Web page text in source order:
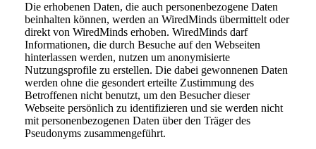
Die erhobenen Daten, die auch personenbezogene Daten
beinhalten können, werden an WiredMinds übermittelt oder
direkt von WiredMinds erhoben. WiredMinds darf
Informationen, die durch Besuche auf den Webseiten
hinterlassen werden, nutzen um anonymisierte
Nutzungsprofile zu erstellen. Die dabei gewonnenen Daten
werden ohne die gesondert erteilte Zustimmung des
Betroffenen nicht benutzt, um den Besucher dieser
Webseite persönlich zu identifizieren und sie werden nicht
mit personenbezogenen Daten über den Träger des
Pseudonyms zusammengeführt.